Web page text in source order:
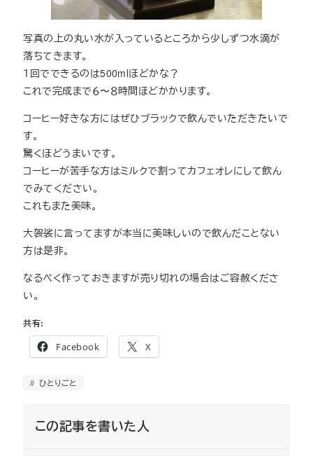
写真の上の丸い水が入っているところから少しずつ水滴が
落ちてきます。
１回でできるのは500mlほどかな？
これで完成まで６〜８時間ほどかかります。
コーヒー好きな方にはぜひブラックで飲んでいただきたいで
す。
驚くほどうまいです。
コーヒーが苦手な方はミルクで割ってカフェオレにして飲ん
でみてください。
これもまた美味。
大袈裟に言ってますが本当に美味しいので飲んだことない
方は是非。
なるべく作っておきますが売り切れの場合はご容赦くださ
い。
共有:
Facebook
X
ひとりごと
この記事を書いた人